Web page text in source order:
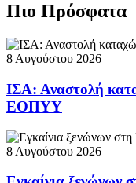
Πιο Πρόσφατα
8 Αυγούστου 2026
ΙΣΑ: Αναστολή
ΕΟΠΥΥ
8 Αυγούστου 2026